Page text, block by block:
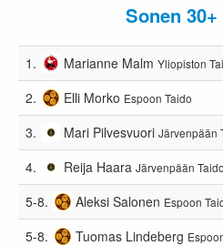
Sonen
1. Marianne Malm Yliopiston
2. Elli Morko Espoon Taido
3. Mari Pilvesvuori Järvenpään
4. Reija Haara Järvenpään
5-8. Aleksi Salonen Espoon
5-8. Tuomas Lindeberg